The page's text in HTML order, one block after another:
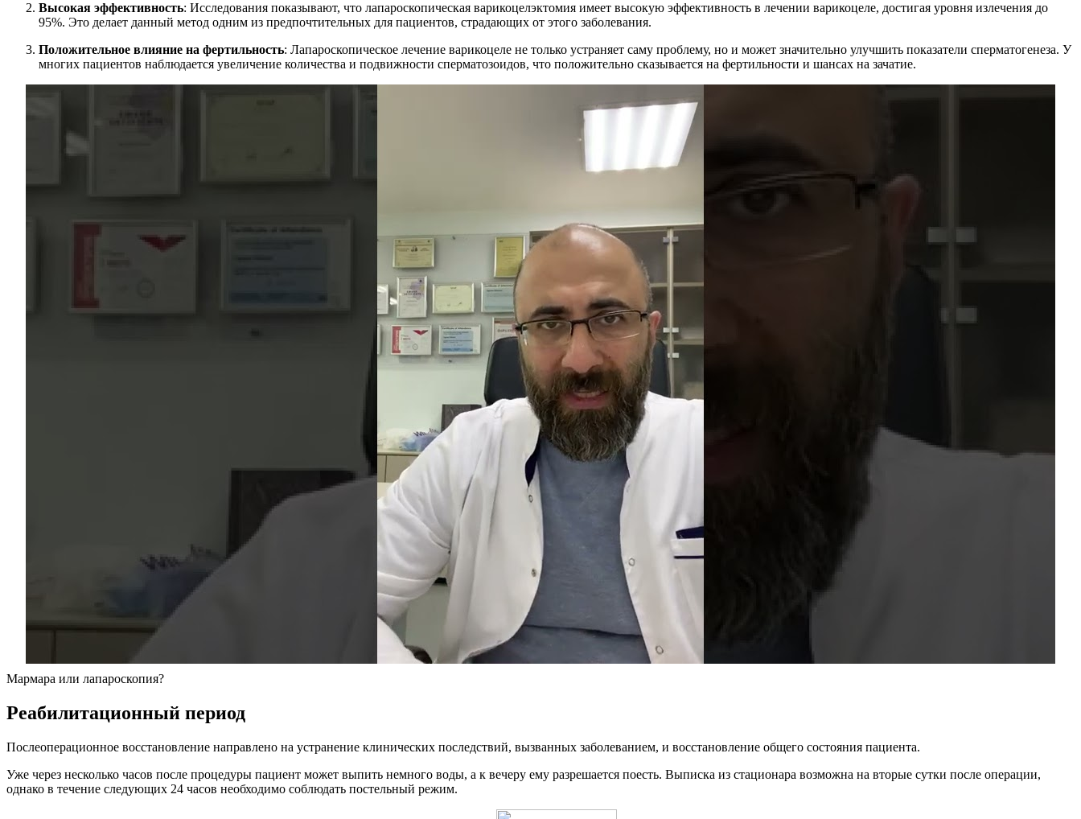
Высокая эффективность: Исследования показывают, что лапароскопическая варикоцелэктомия имеет высокую эффективность в лечении варикоцеле, достигая уровня излечения до
95%. Это делает данный метод одним из предпочтительных для пациентов, страдающих от этого заболевания.
Положительное влияние на фертильность: Лапароскопическое лечение варикоцеле не только устраняет саму проблему, но и может значительно улучшить показатели сперматогенеза. У
многих пациентов наблюдается увеличение количества и подвижности сперматозоидов, что положительно сказывается на фертильности и шансах на зачатие.
Мармара или лапароскопия?
Реабилитационный период
Послеоперационное восстановление направлено на устранение клинических последствий, вызванных заболеванием, и восстановление общего состояния пациента.
Уже через несколько часов после процедуры пациент может выпить немного воды, а к вечеру ему разрешается поесть. Выписка из стационара возможна на вторые сутки после операции,
однако в течение следующих 24 часов необходимо соблюдать постельный режим.